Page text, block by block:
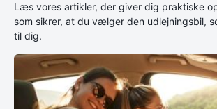
Læs vores artikler, der giver dig praktiske
som sikrer, at du vælger den udlejningsbil,
til dig.